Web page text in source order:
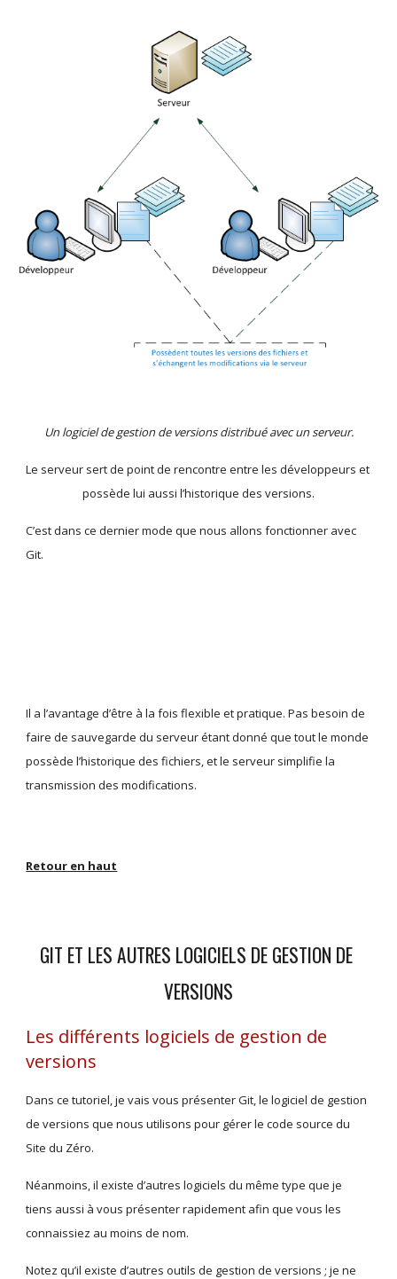
Un logiciel de gestion de versions distribué avec un serveur.
Le serveur sert de point de rencontre entre les développeurs et
possède lui aussi l’historique des versions.
C’est dans ce dernier mode que nous allons fonctionner avec
Git.
Il a l’avantage d’être à la fois flexible et pratique. Pas besoin de
faire de sauvegarde du serveur étant donné que tout le monde
possède l’historique des fichiers, et le serveur simplifie la
transmission des modifications.
Retour en haut
GIT ET LES AUTRES LOGICIELS DE GESTION DE
VERSIONS
Les différents logiciels de gestion de
versions
Dans ce tutoriel, je vais vous présenter Git, le logiciel de gestion
de versions que nous utilisons pour gérer le code source du
Site du Zéro.
Néanmoins, il existe d’autres logiciels du même type que je
tiens aussi à vous présenter rapidement afin que vous les
connaissiez au moins de nom.
Notez qu’il existe d’autres outils de gestion de versions ; je ne